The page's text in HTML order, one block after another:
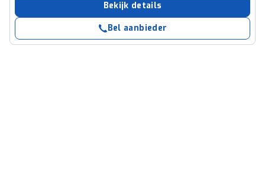
Bekijk details
Bel aanbieder